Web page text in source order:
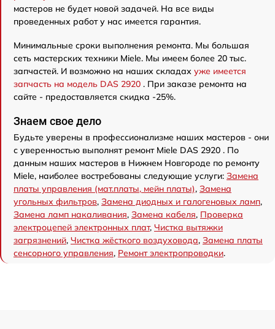
мастеров не будет новой задачей. На все виды
проведенных работ у нас имеется гарантия.
Минимальные сроки выполнения ремонта. Мы большая
сеть мастерских техники Miele. Мы имеем более 20 тыс.
запчастей. И возможно на наших складах уже имеется
запчасть на модель DAS 2920 . При заказе ремонта на
сайте - предоставляется скидка -25%.
Знаем свое дело
Будьте уверены в профессионализме наших мастеров - они
с уверенностью выполнят ремонт Miele DAS 2920 . По
данным наших мастеров в Нижнем Новгороде по ремонту
Miele, наиболее востребованы следующие услуги: Замена
платы управления (мат.платы, мейн платы), Замена
угольных фильтров, Замена диодных и галогеновых ламп,
Замена ламп накаливания, Замена кабеля, Проверка
электроцепей электронных плат, Чистка вытяжки
загрязнений, Чистка жёсткого воздуховода, Замена платы
сенсорного управления, Ремонт электропроводки.